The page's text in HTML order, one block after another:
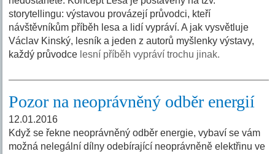
storytellingu: výstavou provázejí průvodci, kteří
návštěvníkům příběh lesa a lidí vypráví. A jak vysvětluje
Václav Kinský, lesník a jeden z autorů myšlenky výstavy,
každý průvodce lesní příběh vypráví trochu jinak.
Pozor na neoprávněný odběr energií
12.01.2016
Když se řekne neoprávněný odběr energie, vybaví se vám
možná nelegální dílny odebírající neoprávněně elektřinu ve